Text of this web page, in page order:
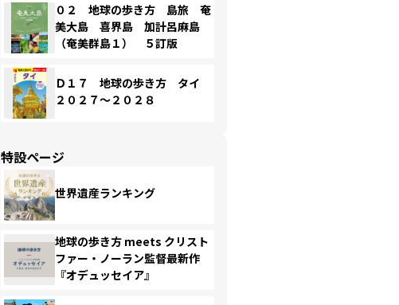
０２ 地球の歩き方 島旅 奄
美大島 喜界島 加計呂麻島
（奄美群島１） ５訂版
Ｄ１７ 地球の歩き方 タイ
２０２７～２０２８
特設ページ
世界遺産ランキング
地球の歩き方 meets クリスト
ファー・ノーラン監督最新作
『オデュッセイア』